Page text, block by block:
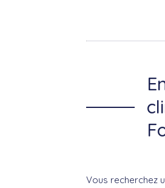
Vous recherchez